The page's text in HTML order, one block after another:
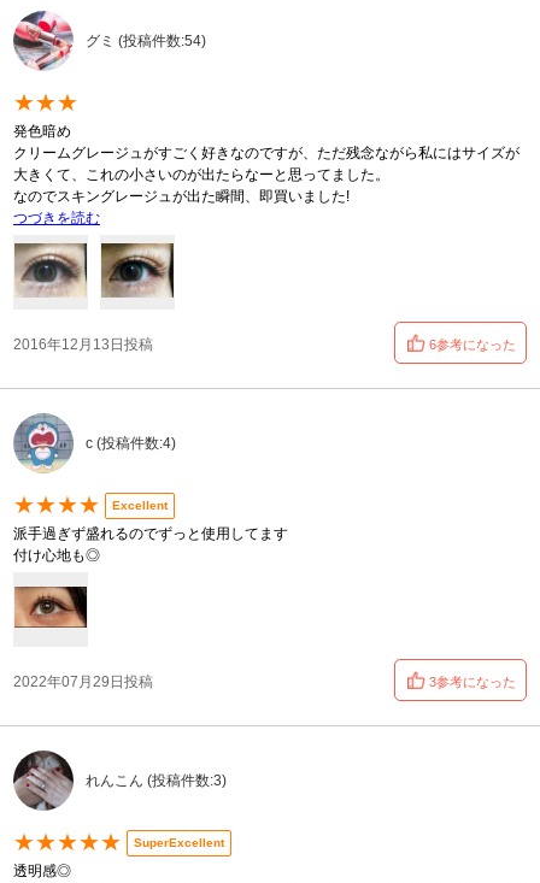
グミ (投稿件数:54)
★★★
発色暗め
クリームグレージュがすごく好きなのですが、ただ残念ながら私にはサイズが
大きくて、これの小さいのが出たらなーと思ってました。
なのでスキングレージュが出た瞬間、即買いました!
つづきを読む
2016年12月13日投稿 6参考になった
c (投稿件数:4)
★★★★ Excellent
派手過ぎず盛れるのでずっと使用してます
付け心地も◎
2022年07月29日投稿 3参考になった
れんこん (投稿件数:3)
★★★★★ SuperExcellent
透明感◎